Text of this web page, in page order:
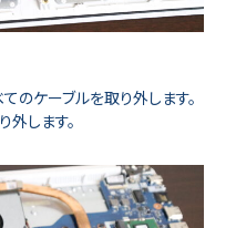
のケーブルを取り外します。
します。